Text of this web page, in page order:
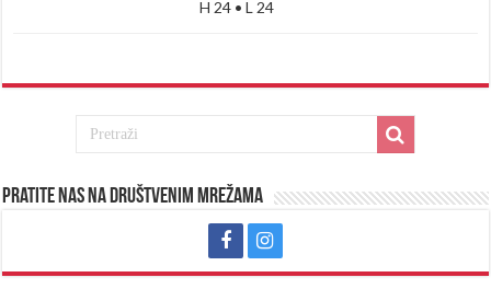
H 24 • L 24
Pratite nas na društvenim mrežama